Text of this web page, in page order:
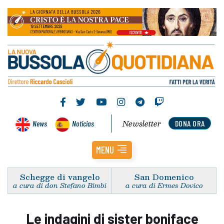
News Noticias DONA ORA
Newsletter
MENU
Schegge di vangelo
a cura di don Stefano Bimbi
San Domenico
a cura di Ermes Dovico
Le indagini di sister boniface